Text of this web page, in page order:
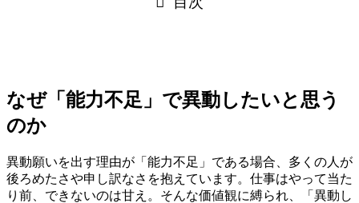
なぜ「能力不足」で異動したいと思う
のか
異動願いを出す理由が「能力不足」である場合、多くの人が
後ろめたさや申し訳なさを抱えています。仕事はやって当た
り前、できないのは甘え。そんな価値観に縛られ、「異動し